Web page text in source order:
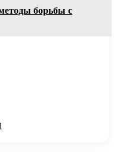
борьбы с